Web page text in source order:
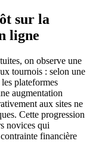
sur la
ligne
on observe une
tournois : selon une
les plateformes
augmentation
aux sites ne
Cette progression
novices qui
financière